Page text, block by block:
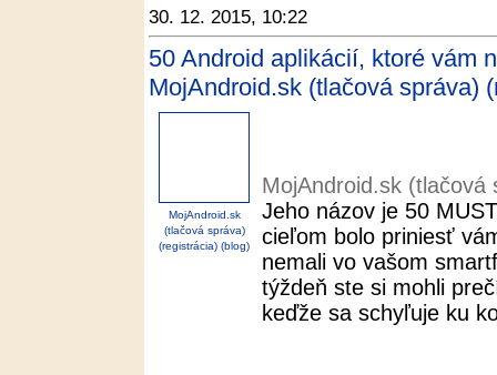
30. 12. 2015, 10:22
50 Android aplikácií, ktoré vám
MojAndroid.sk (tlačová správa)
MojAndroid.sk
(tlačová správa)
(registrácia) (blog)
MojAndroid.sk
Jeho názov je 50
cieľom bolo priniesť
nemali vo vašom
týždeň ste si mohli
keďže sa schyľuje ku